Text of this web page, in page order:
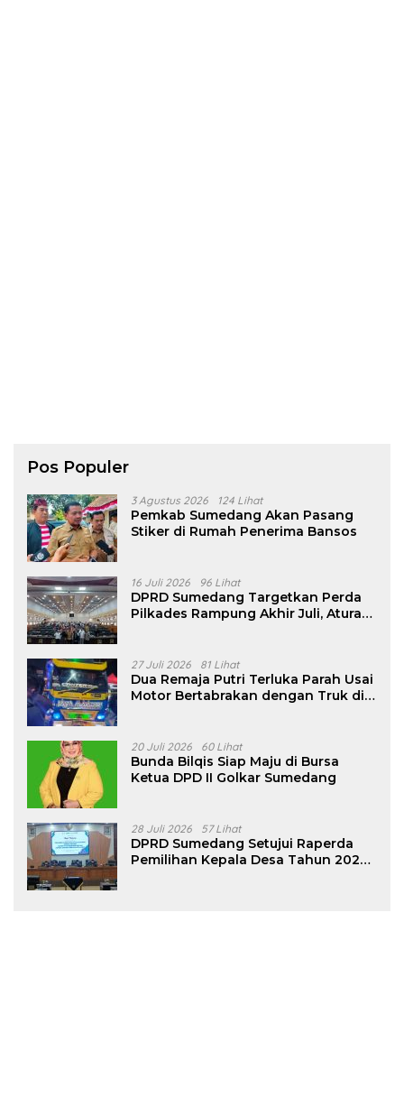
Pos Populer
3 Agustus 2026 124 Lihat
Pemkab Sumedang Akan Pasang
Stiker di Rumah Penerima Bansos
16 Juli 2026 96 Lihat
DPRD Sumedang Targetkan Perda
Pilkades Rampung Akhir Juli, Aturan
27 Juli 2026 81 Lihat
Dua Remaja Putri Terluka Parah Usai
Motor Bertabrakan dengan Truk di
20 Juli 2026 60 Lihat
Bunda Bilqis Siap Maju di Bursa
Ketua DPD II Golkar Sumedang
28 Juli 2026 57 Lihat
DPRD Sumedang Setujui Raperda
Pemilihan Kepala Desa Tahun 2026